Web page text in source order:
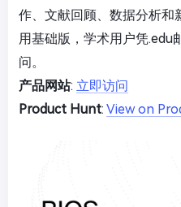
作、文献回顾、数据分析和
用基础版，学术用户凭.edu
问。
产品网站: 立即访问
Product Hunt: View on